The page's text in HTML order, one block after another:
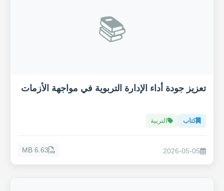
📚
تعزيز جودة أداء الإدارة التربوية في مواجهة الأزمات
كتاب التربية
2026-05-05
6.63 MB